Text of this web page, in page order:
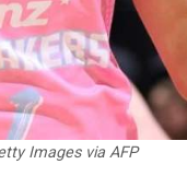
Images via AFP